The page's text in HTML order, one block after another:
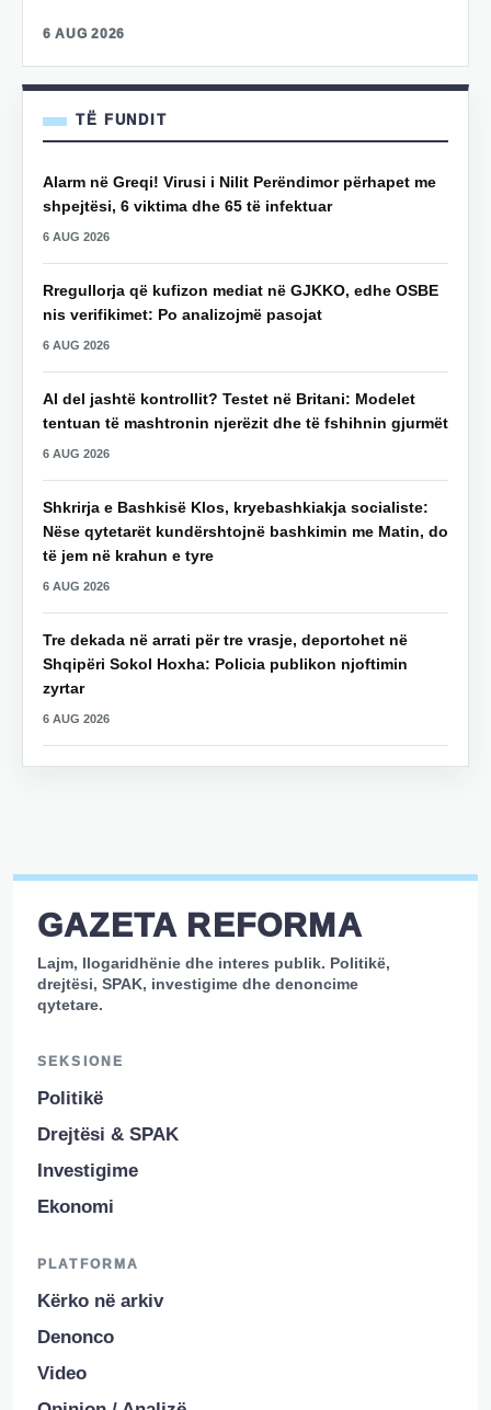
6 AUG 2026
TË FUNDIT
Alarm në Greqi! Virusi i Nilit Perëndimor përhapet me
shpejtësi, 6 viktima dhe 65 të infektuar
6 AUG 2026
Rregullorja që kufizon mediat në GJKKO, edhe OSBE
nis verifikimet: Po analizojmë pasojat
6 AUG 2026
AI del jashtë kontrollit? Testet në Britani: Modelet
tentuan të mashtronin njerëzit dhe të fshihnin gjurmët
6 AUG 2026
Shkrirja e Bashkisë Klos, kryebashkiakja socialiste:
Nëse qytetarët kundërshtojnë bashkimin me Matin, do
të jem në krahun e tyre
6 AUG 2026
Tre dekada në arrati për tre vrasje, deportohet në
Shqipëri Sokol Hoxha: Policia publikon njoftimin
zyrtar
6 AUG 2026
GAZETA REFORMA
Lajm, llogaridhënie dhe interes publik. Politikë,
drejtësi, SPAK, investigime dhe denoncime
qytetare.
SEKSIONE
Politikë
Drejtësi & SPAK
Investigime
Ekonomi
PLATFORMA
Kërko në arkiv
Denonco
Video